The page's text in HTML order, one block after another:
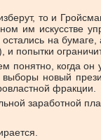
то и
им искусстве
на
и попытки
когда
новый
фракции.
заработной